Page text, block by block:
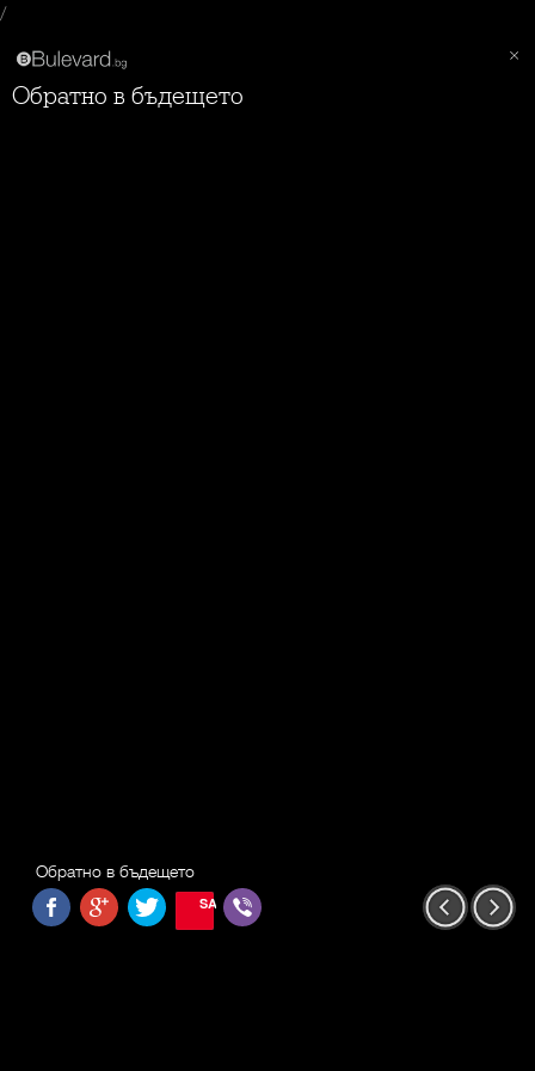
/
Обратно в бъдещето
Обратно в бъдещето
SAVE